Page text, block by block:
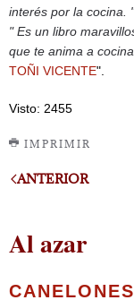
interés por la cocina. "
" Es un libro
que te anima a
TOÑI VICENTE".
Visto: 2455
IMPRIMIR
ANTERIOR
Al azar